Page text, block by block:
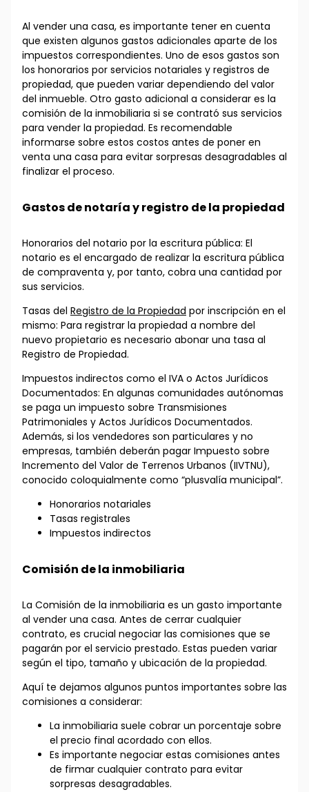
Al vender una casa, es importante tener en cuenta
que existen algunos gastos adicionales aparte de los
impuestos correspondientes. Uno de esos gastos son
los honorarios por servicios notariales y registros de
propiedad, que pueden variar dependiendo del valor
del inmueble. Otro gasto adicional a considerar es la
comisión de la inmobiliaria si se contrató sus servicios
para vender la propiedad. Es recomendable
informarse sobre estos costos antes de poner en
venta una casa para evitar sorpresas desagradables al
finalizar el proceso.
Gastos de notaría y registro de la propiedad
Honorarios del notario por la escritura pública: El
notario es el encargado de realizar la escritura pública
de compraventa y, por tanto, cobra una cantidad por
sus servicios.
Tasas del Registro de la Propiedad por inscripción en el
mismo: Para registrar la propiedad a nombre del
nuevo propietario es necesario abonar una tasa al
Registro de Propiedad.
Impuestos indirectos como el IVA o Actos Jurídicos
Documentados: En algunas comunidades autónomas
se paga un impuesto sobre Transmisiones
Patrimoniales y Actos Jurídicos Documentados.
Además, si los vendedores son particulares y no
empresas, también deberán pagar Impuesto sobre
Incremento del Valor de Terrenos Urbanos (IIVTNU),
conocido coloquialmente como “plusvalía municipal”.
Honorarios notariales
Tasas registrales
Impuestos indirectos
Comisión de la inmobiliaria
La Comisión de la inmobiliaria es un gasto importante
al vender una casa. Antes de cerrar cualquier
contrato, es crucial negociar las comisiones que se
pagarán por el servicio prestado. Estas pueden variar
según el tipo, tamaño y ubicación de la propiedad.
Aquí te dejamos algunos puntos importantes sobre las
comisiones a considerar:
La inmobiliaria suele cobrar un porcentaje sobre
el precio final acordado con ellos.
Es importante negociar estas comisiones antes
de firmar cualquier contrato para evitar
sorpresas desagradables.